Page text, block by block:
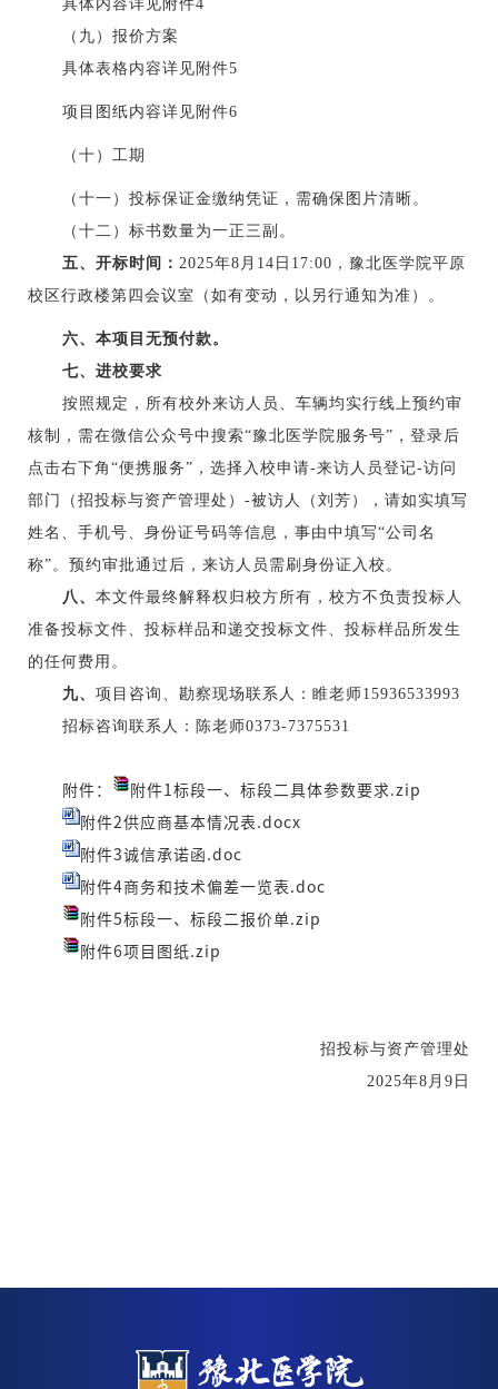
具体内容详见附件4
（九）报价方案
具体表格内容详见附件5
项目图纸内容详见附件6
（十）工期
（十一）投标保证金缴纳凭证，需确保图片清晰。
（十二）标书数量为一正三副。
五、 开标时间： 2025年8月14日17:00，豫北医学院平原
校区行政楼第四会议室（如有变动，以另行通知为准）。
六、本项目无预付款。
七、进校要求
按照规定，所有校外来访人员、车辆均实行线上预约审
核制，需在微信公众号中搜索“豫北医学院服务号”，登录后
点击右下角“便携服务”，选择入校申请-来访人员登记-访问
部门（招投标与资产管理处）-被访人（刘芳），请如实填写
姓名、手机号、身份证号码等信息，事由中填写“公司名
称”。预约审批通过后，来访人员需刷身份证入校。
八、 本文件最终解释权归校方所有，校方不负责投标人
准备投标文件、投标样品和递交投标文件、投标样品所发生
的任何费用。
九、 项目咨询、勘察现场联系人：睢老师 15936533993
招标咨询联系人：陈老师0373-7375531
附件： 附件1标段一、标段二具体参数要求.zip
附件2供应商基本情况表.docx
附件3诚信承诺函.doc
附件4商务和技术偏差一览表.doc
附件5标段一、标段二报价单.zip
附件6项目图纸.zip
招投标与资产管理处
2025年8月9日